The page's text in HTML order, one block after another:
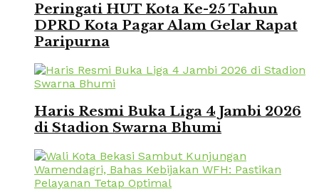
Peringati HUT Kota Ke-25 Tahun
DPRD Kota Pagar Alam Gelar Rapat
Paripurna
Haris Resmi Buka Liga 4 Jambi 2026
di Stadion Swarna Bhumi